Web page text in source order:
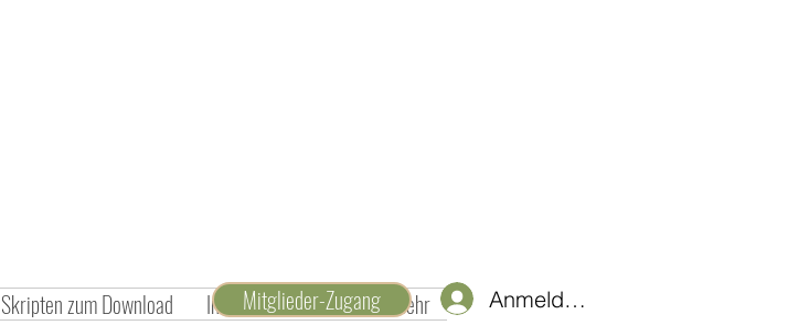
Skripten zum Download Inspiration und Ideen Mehr
Mitglieder-Zugang Anmelden